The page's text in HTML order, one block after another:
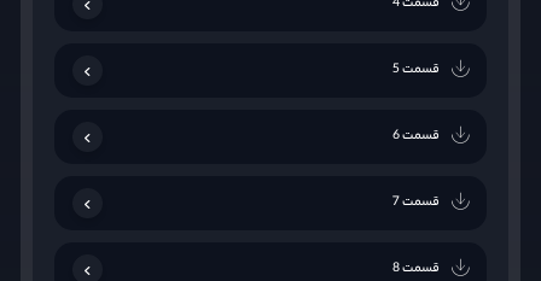
قسمت 5
قسمت 6
قسمت 7
قسمت 8